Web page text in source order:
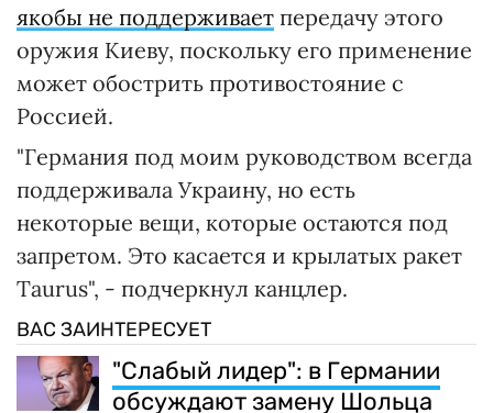
якобы не поддерживает передачу этого
оружия Киеву, поскольку его применение
может обострить противостояние с
Россией.
"Германия под моим руководством всегда
поддерживала Украину, но есть
некоторые вещи, которые остаются под
запретом. Это касается и крылатых ракет
Taurus", - подчеркнул канцлер.
ВАС ЗАИНТЕРЕСУЕТ
"Слабый лидер": в Германии
обсуждают замену Шольца